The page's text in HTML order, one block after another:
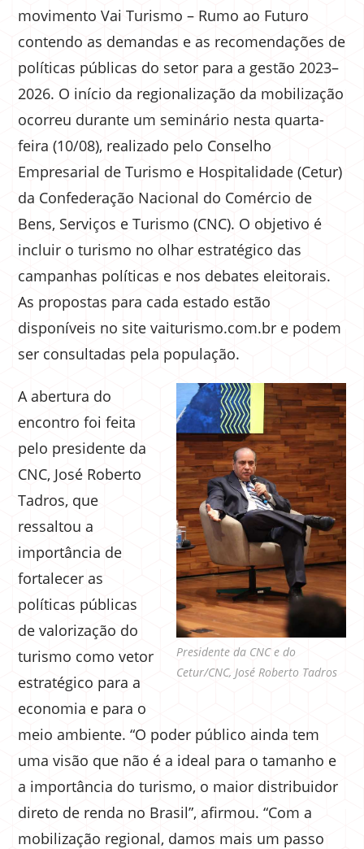
movimento Vai Turismo – Rumo ao Futuro
contendo as demandas e as recomendações de
políticas públicas do setor para a gestão 2023–
2026. O início da regionalização da mobilização
ocorreu durante um seminário nesta quarta-
feira (10/08), realizado pelo Conselho
Empresarial de Turismo e Hospitalidade (Cetur)
da Confederação Nacional do Comércio de
Bens, Serviços e Turismo (CNC). O objetivo é
incluir o turismo no olhar estratégico das
campanhas políticas e nos debates eleitorais.
As propostas para cada estado estão
disponíveis no site vaiturismo.com.br e podem
ser consultadas pela população.
Presidente da CNC e do
Cetur/CNC, José Roberto Tadros
A abertura do
encontro foi feita
pelo presidente da
CNC, José Roberto
Tadros, que
ressaltou a
importância de
fortalecer as
políticas públicas
de valorização do
turismo como vetor
estratégico para a
economia e para o
meio ambiente. “O poder público ainda tem
uma visão que não é a ideal para o tamanho e
a importância do turismo, o maior distribuidor
direto de renda no Brasil”, afirmou. “Com a
mobilização regional, damos mais um passo